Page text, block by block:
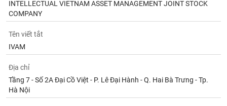
INTELLECTUAL VIETNAM ASSET MANAGEMENT JOINT STOCK
COMPANY
Tên viết tắt
IVAM
Địa chỉ
Tầng 7 - Số 2A Đại Cồ Việt - P. Lê Đại Hành - Q. Hai Bà Trưng - Tp.
Hà Nội